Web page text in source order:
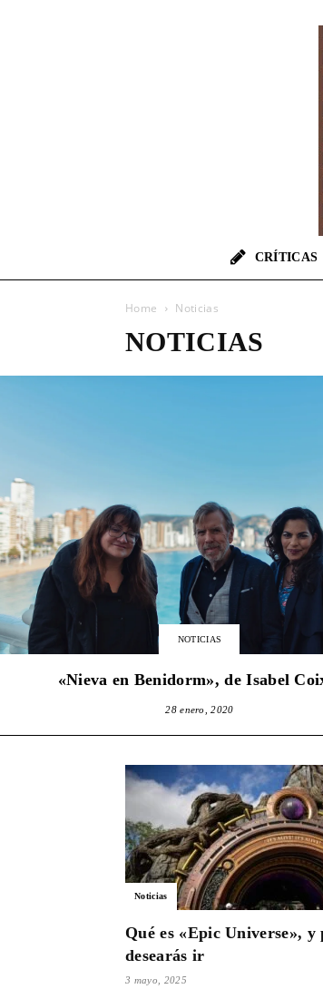
CRÍTICAS
Home Noticias
NOTICIAS
NOTICIAS
«Nieva en Benidorm», de Isabel
28 enero, 2020
Noticias
Qué es «Epic Universe», y
desearás ir
3 mayo, 2025